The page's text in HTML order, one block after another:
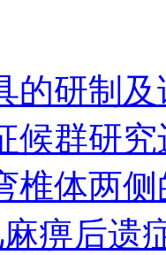
的研制
候群研
椎体两
痹后遗